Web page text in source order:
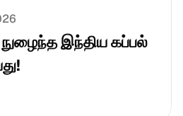
இந்திய கப்பல்